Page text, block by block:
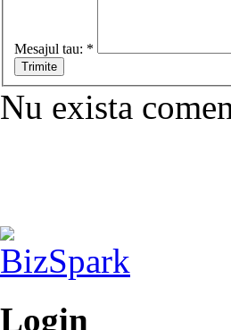
Mesajul tau: *
Nu exista
Login